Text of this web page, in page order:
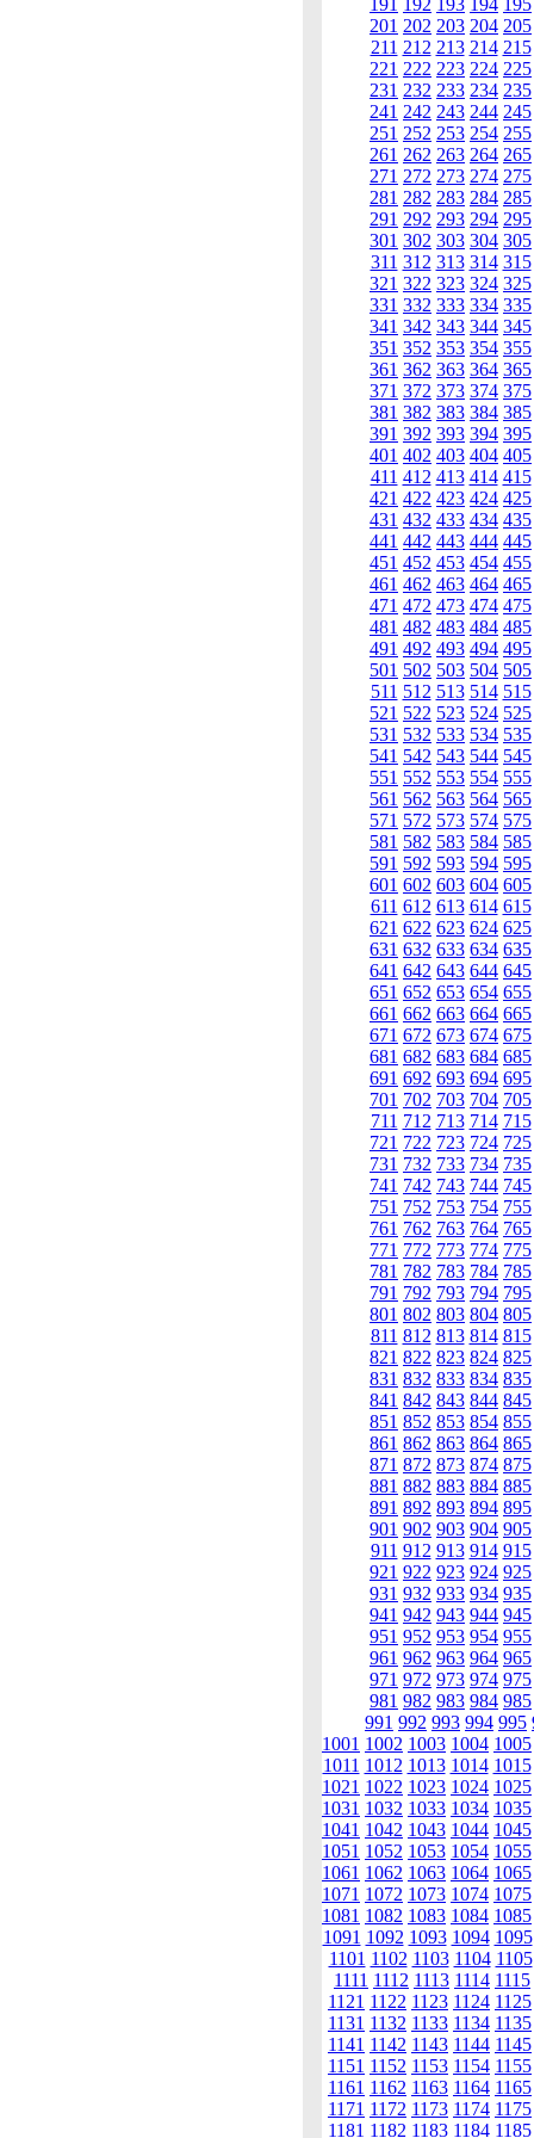
191 192 193 194 195
201 202 203 204 205
211 212 213 214 215
221 222 223 224 225
231 232 233 234 235
241 242 243 244 245
251 252 253 254 255
261 262 263 264 265
271 272 273 274 275
281 282 283 284 285
291 292 293 294 295
301 302 303 304 305
311 312 313 314 315
321 322 323 324 325
331 332 333 334 335
341 342 343 344 345
351 352 353 354 355
361 362 363 364 365
371 372 373 374 375
381 382 383 384 385
391 392 393 394 395
401 402 403 404 405
411 412 413 414 415
421 422 423 424 425
431 432 433 434 435
441 442 443 444 445
451 452 453 454 455
461 462 463 464 465
471 472 473 474 475
481 482 483 484 485
491 492 493 494 495
501 502 503 504 505
511 512 513 514 515
521 522 523 524 525
531 532 533 534 535
541 542 543 544 545
551 552 553 554 555
561 562 563 564 565
571 572 573 574 575
581 582 583 584 585
591 592 593 594 595
601 602 603 604 605
611 612 613 614 615
621 622 623 624 625
631 632 633 634 635
641 642 643 644 645
651 652 653 654 655
661 662 663 664 665
671 672 673 674 675
681 682 683 684 685
691 692 693 694 695
701 702 703 704 705
711 712 713 714 715
721 722 723 724 725
731 732 733 734 735
741 742 743 744 745
751 752 753 754 755
761 762 763 764 765
771 772 773 774 775
781 782 783 784 785
791 792 793 794 795
801 802 803 804 805
811 812 813 814 815
821 822 823 824 825
831 832 833 834 835
841 842 843 844 845
851 852 853 854 855
861 862 863 864 865
871 872 873 874 875
881 882 883 884 885
891 892 893 894 895
901 902 903 904 905
911 912 913 914 915
921 922 923 924 925
931 932 933 934 935
941 942 943 944 945
951 952 953 954 955
961 962 963 964 965
971 972 973 974 975
981 982 983 984 985
991 992 993 994 995
1001 1002 1003 1004 1005
1011 1012 1013 1014 1015
1021 1022 1023 1024 1025
1031 1032 1033 1034 1035
1041 1042 1043 1044 1045
1051 1052 1053 1054 1055
1061 1062 1063 1064 1065
1071 1072 1073 1074 1075
1081 1082 1083 1084 1085
1091 1092 1093 1094 1095
1101 1102 1103 1104 1105
1111 1112 1113 1114 1115
1121 1122 1123 1124 1125
1131 1132 1133 1134 1135
1141 1142 1143 1144 1145
1151 1152 1153 1154 1155
1161 1162 1163 1164 1165
1171 1172 1173 1174 1175
1181 1182 1183 1184 1185